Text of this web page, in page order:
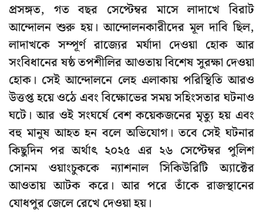
প্রসঙ্গত, গত বছর সেপ্টেম্বর মাসে লাদাখে বিরাট
আন্দোলন শুরু হয়। আন্দোলনকারীদের মূল দাবি ছিল,
লাদাখকে সম্পূর্ণ রাজ্যের মর্যাদা দেওয়া হোক আর
সংবিধানের ষষ্ঠ তপশীলির আওতায় বিশেষ সুরক্ষা দেওয়া
হোক। সেই আন্দোলনে লেহ এলাকায় পরিস্থিতি আরও
উত্তপ্ত হয়ে ওঠে এবং বিক্ষোভের সময় সহিংসতার ঘটনাও
ঘটে। আর ওই সংঘর্ষে বেশ কয়েকজনের মৃত্যু হয় এবং
বহু মানুষ আহত হন বলে অভিযোগ। তবে সেই ঘটনার
কিছুদিন পর অর্থাৎ ২০২৫ এর ২৬ সেপ্টেম্বর পুলিশ
সোনম ওয়াংচুককে ন্যাশনাল সিকিউরিটি অ্যাক্টের
আওতায় আটক করে। আর পরে তাঁকে রাজস্থানের
যোধপুর জেলে রেখে দেওয়া হয়।